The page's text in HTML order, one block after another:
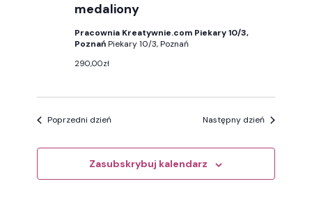
medaliony
Pracownia Kreatywnie.com Piekary 10/3,
PoznańPiekary 10/3, Poznań
290,00zł
Poprzedni dzień Następny dzień
Zasubskrybuj kalendarz